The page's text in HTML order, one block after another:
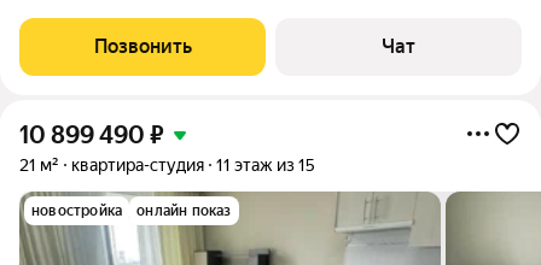
дома . Окна выходят в закрытый двор без машин. В пешей
доступности замечательный
Позвонить Чат
10 899 490 ₽
21 м² квартира-студия 11 этаж из 15
новостройка онлайн показ